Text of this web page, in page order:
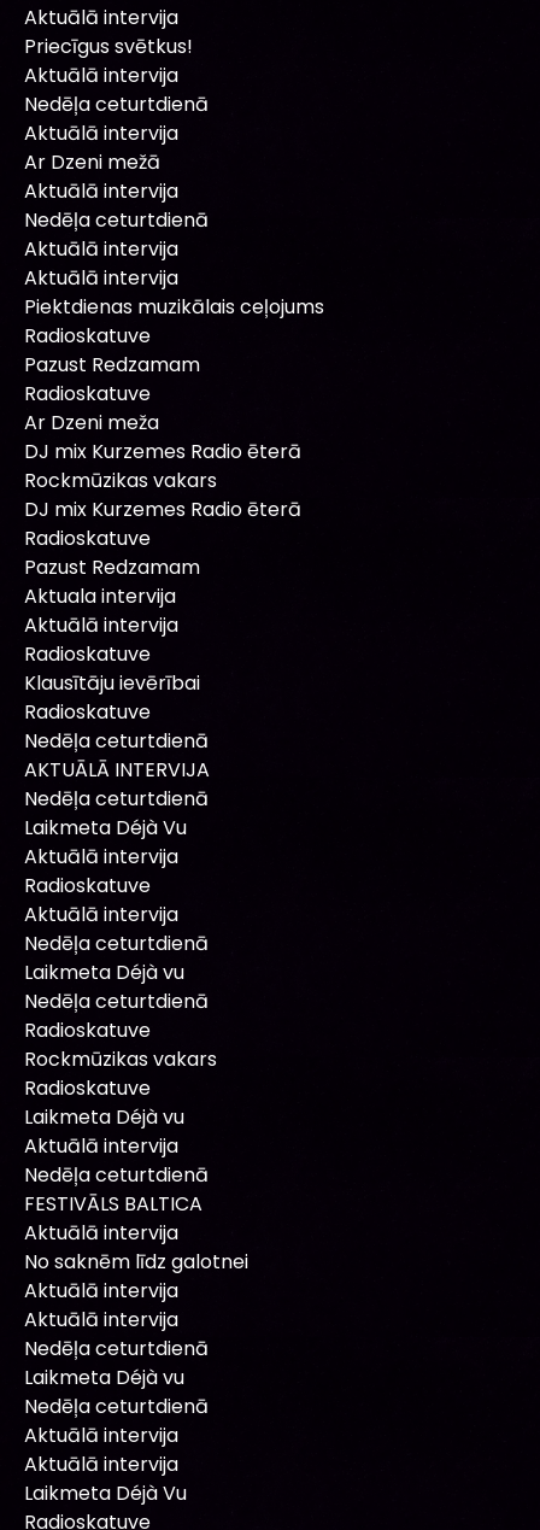
Aktuālā intervija
Priecīgus svētkus!
Aktuālā intervija
Nedēļa ceturtdienā
Aktuālā intervija
Ar Dzeni mežā
Aktuālā intervija
Nedēļa ceturtdienā
Aktuālā intervija
Aktuālā intervija
Piektdienas muzikālais ceļojums
Radioskatuve
Pazust Redzamam
Radioskatuve
Ar Dzeni meža
DJ mix Kurzemes Radio ēterā
Rockmūzikas vakars
DJ mix Kurzemes Radio ēterā
Radioskatuve
Pazust Redzamam
Aktuala intervija
Aktuālā intervija
Radioskatuve
Klausītāju ievērībai
Radioskatuve
Nedēļa ceturtdienā
AKTUĀLĀ INTERVIJA
Nedēļa ceturtdienā
Laikmeta Déjà Vu
Aktuālā intervija
Radioskatuve
Aktuālā intervija
Nedēļa ceturtdienā
Laikmeta Déjà vu
Nedēļa ceturtdienā
Radioskatuve
Rockmūzikas vakars
Radioskatuve
Laikmeta Déjà vu
Aktuālā intervija
Nedēļa ceturtdienā
FESTIVĀLS BALTICA
Aktuālā intervija
No saknēm līdz galotnei
Aktuālā intervija
Aktuālā intervija
Nedēļa ceturtdienā
Laikmeta Déjà vu
Nedēļa ceturtdienā
Aktuālā intervija
Aktuālā intervija
Laikmeta Déjà Vu
Radioskatuve